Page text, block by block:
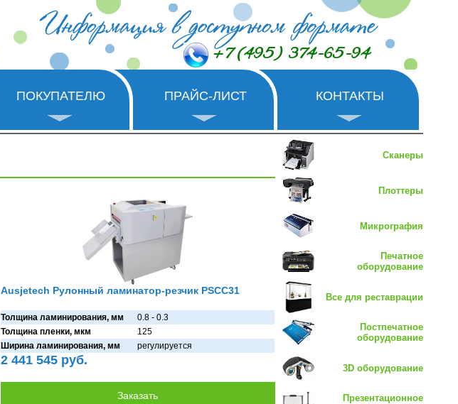
+7 (495) 374-65-94
ПОКУПАТЕЛЮ ПРАЙС-ЛИСТ КОНТАКТЫ
Ausjetech Рулонный ламинатор-резчик PSCC31
Толщина ламинирования, мм
0.8 - 0.3
Толщина пленки, мкм
125
Ширина ламинирования, мм
регулируется
2 441 545 руб.
Сканеры
Плоттеры
Микрография
Печатное
оборудование
Все для реставрации
Постпечатное
оборудование
3D оборудование
Презентационное